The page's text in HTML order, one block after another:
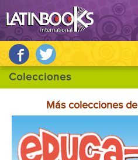
Más colecciones